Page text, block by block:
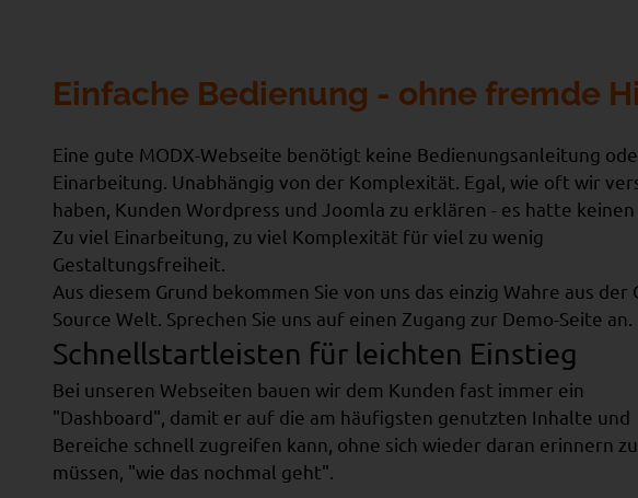
Einfache Bedienung - ohne fremde
Eine gute MODX-Webseite benötigt keine Bedienungsanleitung
Einarbeitung. Unabhängig von der Komplexität. Egal, wie oft wir
haben, Kunden Wordpress und Joomla zu erklären - es hatte keinen
Zu viel Einarbeitung, zu viel Komplexität für viel zu wenig
Gestaltungsfreiheit.
Aus diesem Grund bekommen Sie von uns das einzig Wahre aus der
Source Welt. Sprechen Sie uns auf einen Zugang zur Demo-Seite an.
Schnellstartleisten für leichten Einstieg
Bei unseren Webseiten bauen wir dem Kunden fast immer ein
"Dashboard", damit er auf die am häufigsten genutzten Inhalte und
Bereiche schnell zugreifen kann, ohne sich wieder daran erinnern zu
müssen, "wie das nochmal geht".